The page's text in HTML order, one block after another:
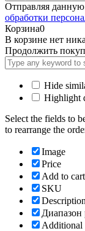
Отправляя
обработки
Корзина0
В корзине нет
Продолжить
Hide
Highlight
Select the fields to
to rearrange the
Image
Price
Add to cart
SKU
Description
Диапазон
Additional